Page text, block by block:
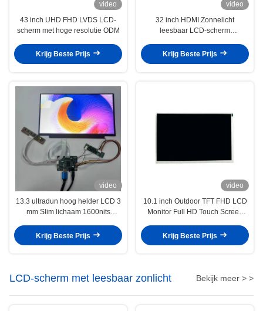
video
43 inch UHD FHD LVDS LCD-
scherm met hoge resolutie ODM
Krijg Beste Prijs
video
32 inch HDMI Zonnelicht
leesbaar LCD-scherm
3000cd
Krijg Beste Prijs
video
13.3 ultradun hoog helder LCD 3
mm Slim lichaam 1600nits
Krijg Beste Prijs
video
10.1 inch Outdoor TFT FHD LCD
Monitor Full HD Touch Screen
Krijg Beste Prijs
LCD-scherm met leesbaar zonlicht Bekijk meer > >